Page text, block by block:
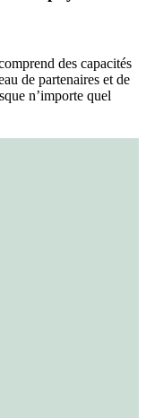
des capacités
de partenaires et de
n’importe quel